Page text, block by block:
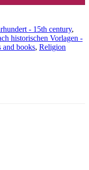
- 15th century,
historischen Vorlagen -
and books, Religion